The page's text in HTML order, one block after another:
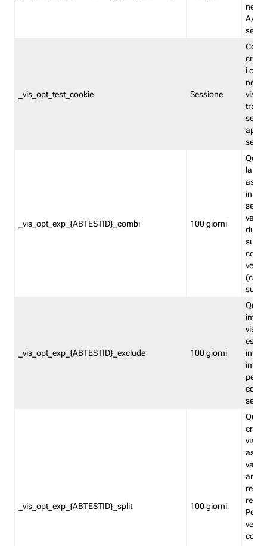
nel
A/B.
_vis_opt_test_cookie Sessione
i
nel
_vis_opt_exp_{ABTESTID}_combi 100 giorni
la
in
_vis_opt_exp_{ABTESTID}_exclude 100 giorni
in
_vis_opt_exp_{ABTESTID}_split 100 giorni